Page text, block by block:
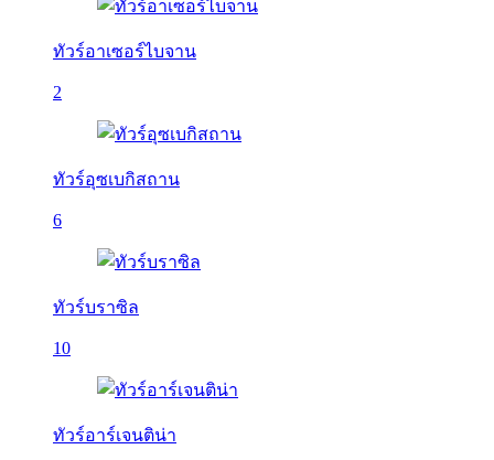
ทัวร์อาเซอร์ไบจาน
2
ทัวร์อุซเบกิสถาน
6
ทัวร์บราซิล
10
ทัวร์อาร์เจนติน่า